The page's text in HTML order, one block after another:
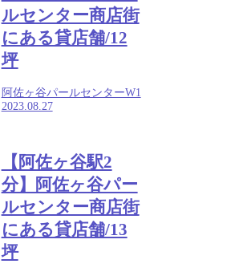
ルセンター商店街
にある貸店舗/12
坪
阿佐ヶ谷パールセンターW1
2023.08.27
【阿佐ヶ谷駅2
分】阿佐ヶ谷パー
ルセンター商店街
にある貸店舗/13
坪